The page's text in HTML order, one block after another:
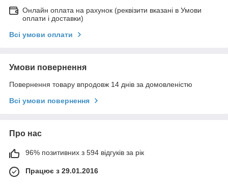
Онлайн оплата на рахунок (реквізити вказані в Умови
оплати і доставки)
Всі умови оплати
Умови повернення
Повернення товару впродовж 14 днів за домовленістю
Всі умови повернення
Про нас
96% позитивних з 594 відгуків за рік
Працює з 29.01.2016